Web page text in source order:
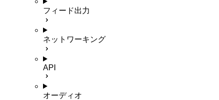
フィード出力
ネットワーキング
API
オーディオ